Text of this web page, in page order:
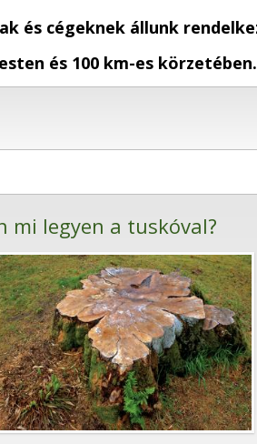
és cégeknek állunk
és 100 km-es körzetében.
mi legyen a tuskóval?